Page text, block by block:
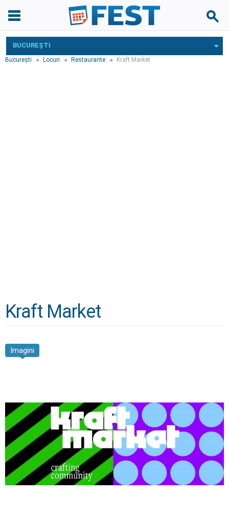
BUCUREŞTI
Bucureşti Locuri Restaurante Kraft Market
Kraft Market
Imagini